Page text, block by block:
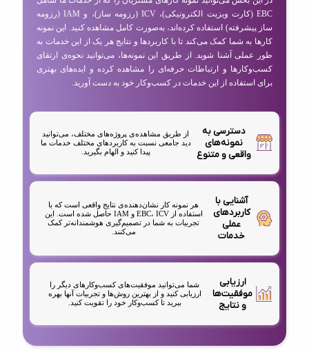
EBC (کارت ویزیت الکترونیکی)، ICV (رزومه ساز)، و IAM (رزومه
ساز پیشرفته) استفاده کرده‌اند، به‌صورت کامل مشاهده کنید. این نمونه
کارها به شما کمک می‌کند تا با کاربردها و نتایج هر یک از این خدمات به
طور عملی آشنا شوید. از طریق این نمونه‌ها، می‌توانید نحوه‌ی ارتقای
کسب‌وکارها و ارتباطات حرفه‌ای را مشاهده کرده و ایده‌های بهتری
برای استفاده از این خدمات در کسب‌وکار خود به دست آورید.
دسترسی به
نمونه‌های
واقعی و متنوع
از طریق مشاهده‌ی پروژه‌های مختلف، می‌توانید
دید جامعی نسبت به کاربردهای مختلف خدمات ما
پیدا کنید و الهام بگیرید.
آشنایی با
کاربردهای
عملی
خدمات
هر نمونه کار نشان‌دهنده‌ی نتایج واقعی است که با
استفاده از EBC، ICV و IAM حاصل شده است. این
تجربیات به شما در تصمیم‌گیری هوشمندانه‌تر کمک
می‌کنند.
ارزیابی
موفقیت‌ها
و نتایج
شما می‌توانید موفقیت‌های کسب‌وکارهای دیگر را
ارزیابی کنید و از بهترین روش‌ها و تجربیات آنها بهره
ببرید تا کسب‌وکار خود را تقویت کنید.